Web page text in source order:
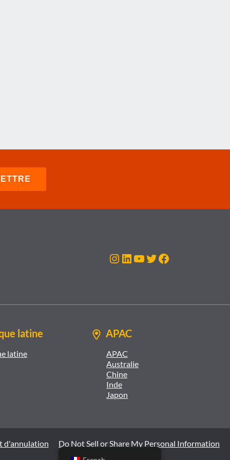
Instagram
LinkedIn
YouTube
Twitter
Facebook
latine
latine
APAC
APAC
Australie
Chine
Inde
Japon
d'annulation Do Not Sell or Share My Personal Information